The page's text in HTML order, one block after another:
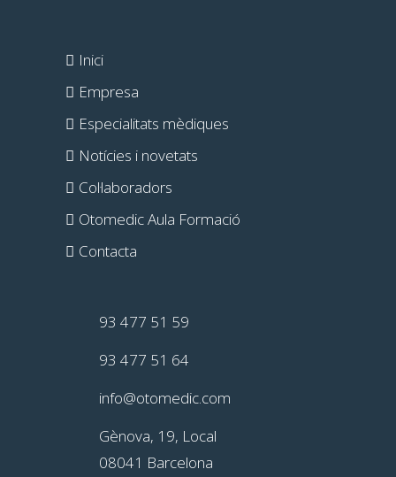
Inici
Empresa
Especialitats mèdiques
Notícies i novetats
Col·laboradors
Otomedic Aula Formació
Contacta
93 477 51 59
93 477 51 64
info@otomedic.com
Gènova, 19, Local
08041 Barcelona